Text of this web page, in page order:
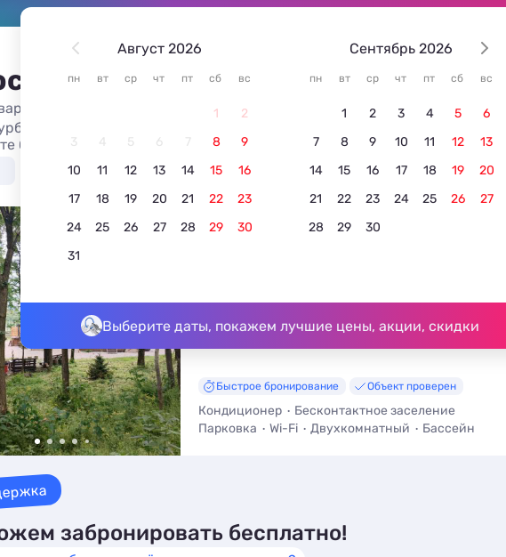
Август 2026
пн вт ср чт пт сб вс
1
2
3
4 5 6 7 8
9
10
11 12 13 14 15
16
17
18 19 20 21 22
23
24
25 26 27 28 29
30
31
Сентябрь 2026
пн вт ср чт пт сб вс
1 2 3 4 5
6
7
8 9 10 11 12
13
14
15 16 17 18 19
20
21
22 23 24 25 26
27
28
29 30
Выберите даты, покажем лучшие цены, акции, скидки
в Кавказских
жилья из 1
на лечебных курортах 2026 с бассейном, открытые и
без посредников на сайте
Недорого С питанием
Лесной уголок,Апартаменты
Железноводск, Воронов хутор, Октябрьская улица, 1/16
До центра - 4,0 км
Быстрое бронирование Объект проверен
Кондиционер
Бесконтактное заселение
Парковка
Wi-Fi Двухкомнатный
Бассейн
забронировать бесплатно!